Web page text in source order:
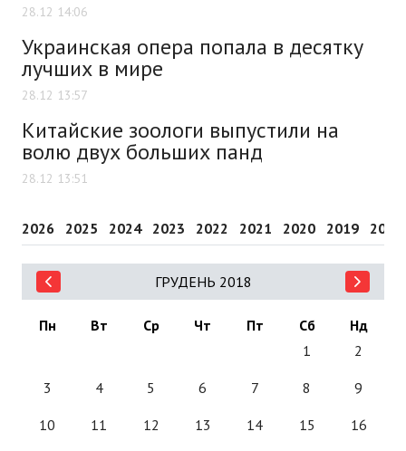
28.12 14:06
Украинская опера попала в десятку
лучших в мире
28.12 13:57
Китайские зоологи выпустили на
волю двух больших панд
28.12 13:51
2026 2025 2024 2023 2022 2021 2020 2019 2018
ГРУДЕНЬ 2018
Пн Вт Ср Чт Пт Сб
Нд
1
2
3 4 5 6 7 8 9
10 11 12 13 14 15 16